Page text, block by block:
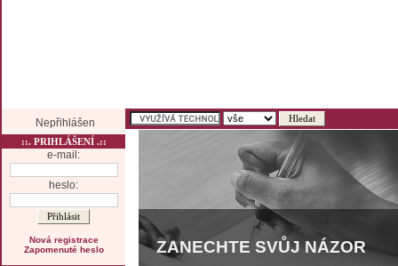
Nepřihlášen
::. PRIHLÁŠENÍ .::
e-mail:
heslo:
Nová registrace
Zapomenuté heslo
ZANECHTE SVŮJ NÁZOR